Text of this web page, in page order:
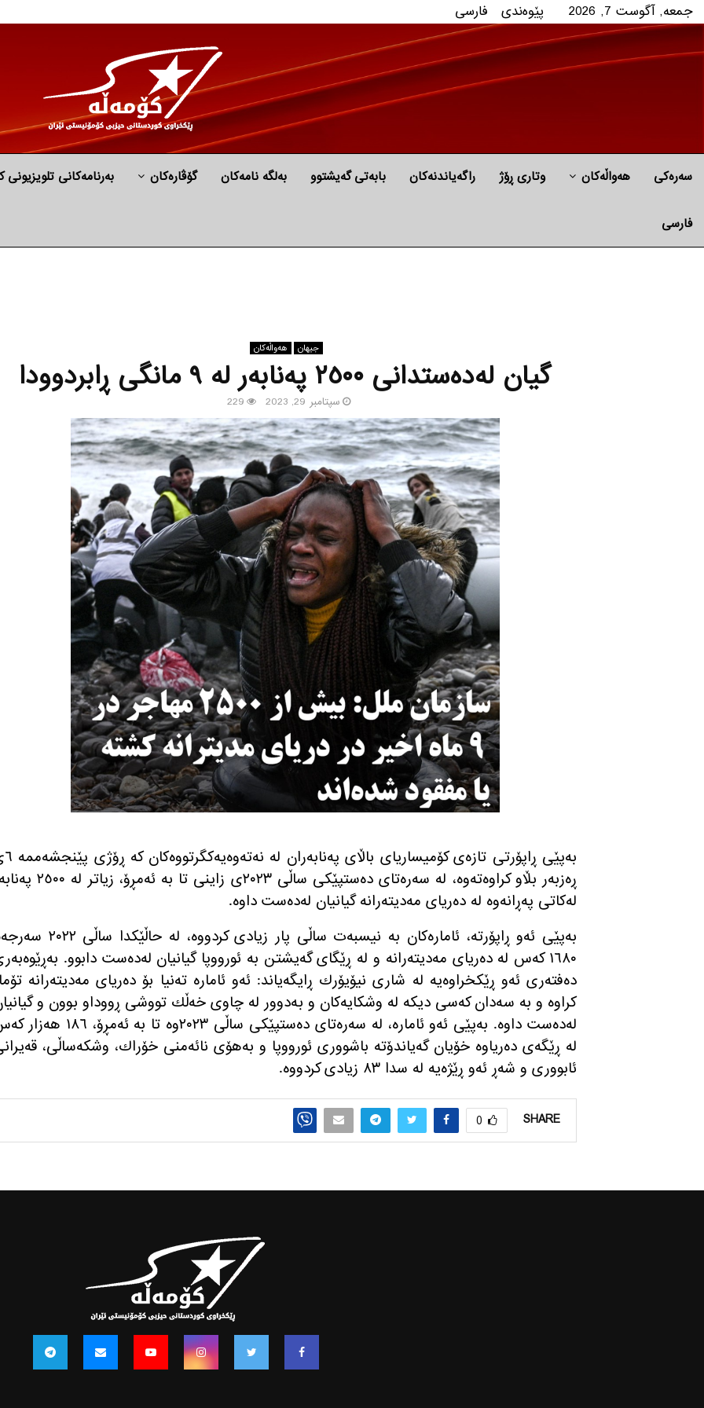
جمعه, آگوست 7, 2026 پێوه‌ندی فارسی
سەرەکی هه‌واڵه‌کان وتاری ڕۆژ راگه‌یاندنه‌كان بابه‌تی گه‌یشتوو به‌لگه‌ نامه‌كان گۆڤارەکان بەرنامەکانی تلویزیونی
فارسی
جیهان هه‌واڵه‌کان
گیان له‌ده‌ستدانی ٢٥٠٠ په‌نابه‌ر له‌ ٩ مانگی ڕابردوودا
سپتامبر 29, 2023 229
به‌پێی ڕاپۆرتی
ڕه‌زبه‌ر بڵاو كراوه‌ته‌وه‌‌، له‌ سه‌ره‌تای ده‌ستپێكی ساڵی ٢٠٢٣ی زاینی تا به‌ ئه‌مڕۆ،
له‌كاتی په‌ڕانه‌وه‌ له‌ ده‌ریای مه‌دیته‌رانه گیانیان له‌ده‌ست داوه‌.
به‌پێی ئه‌و ڕاپۆرته‌، ئاماره‌كان‌ به‌ نیسبه‌ت ساڵی پار زیادی كردووه‌، له‌
١٦٨٠ كه‌س له‌ ده‌ریای مه‌دیته‌رانه و له‌ ڕێگای گه‌یشتن به‌ ئورووپا گیانیان له‌ده‌ست دابوو.
ده‌فته‌ری ئه‌و ڕێكخراوه‌یه‌ له‌ شاری نیۆیۆرك ڕایگه‌یاند: ئه‌و ئاماره‌ ته‌نیا بۆ ده‌ریای مه‌دیته‌رانه
كراوه‌ و به‌ سه‌دان كه‌سی دیكه‌ له‌ وشكایه‌كان و به‌دوور له‌ چاوی خه‌ڵك تووشی ڕووداو بوون و
له‌ده‌ست داوه‌. به‌پێی ئه‌و ئاماره‌، له‌ سه‌ره‌تای ده‌ستپێكی ساڵی ٢٠٢٣وه‌ تا به‌ ئه‌مڕۆ،
له‌ ڕێگه‌ی ده‌ریاوه‌ خۆیان گه‌یاندۆته‌ باشووری ئورووپا و به‌هۆی نائه‌منی خۆراك، وشكه‌ساڵی،
ئابووری و شه‌ڕ ئه‌و ڕێژه‌یه‌ له‌ سدا ٨٣ زیادی كردووه‌.
SHARE
0